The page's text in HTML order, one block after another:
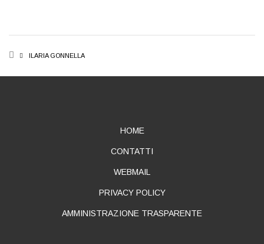
BREADCRUMB
ILARIA GONNELLA
HOME
CONTATTI
WEBMAIL
PRIVACY POLICY
AMMINISTRAZIONE TRASPARENTE